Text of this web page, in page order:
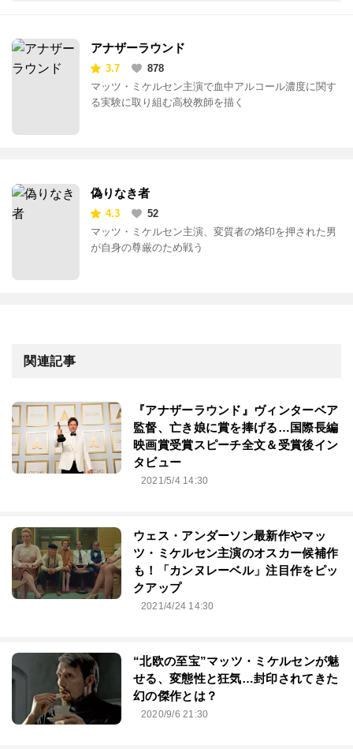
アナザーラウンド
3.7
878
マッツ・ミケルセン主演で血中アルコール濃度に関す
る実験に取り組む高校教師を描く
偽りなき者
4.3
52
マッツ・ミケルセン主演、変質者の烙印を押された男
が自身の尊厳のため戦う
関連記事
『アナザーラウンド』ヴィンターベア
監督、亡き娘に賞を捧げる…国際長編
映画賞受賞スピーチ全文＆受賞後イン
タビュー
2021/5/4 14:30
ウェス・アンダーソン最新作やマッ
ツ・ミケルセン主演のオスカー候補作
も！「カンヌレーベル」注目作をピッ
クアップ
2021/4/24 14:30
“北欧の至宝”マッツ・ミケルセンが魅
せる、変態性と狂気…封印されてきた
幻の傑作とは？
2020/9/6 21:30